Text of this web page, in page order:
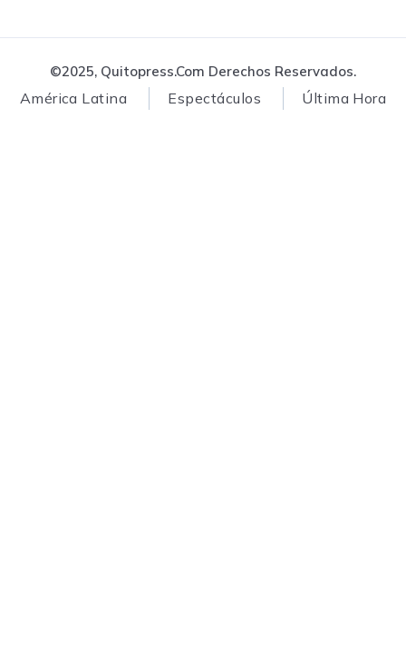
©2025, Quitopress.com Derechos Reservados.
América Latina Espectáculos Última Hora